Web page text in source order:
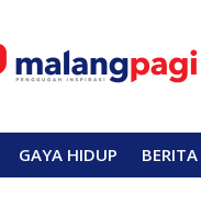
GAYA HIDUP